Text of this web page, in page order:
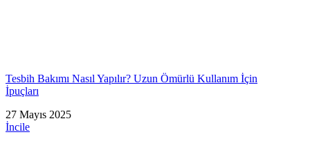
Tesbih Bakımı Nasıl Yapılır? Uzun Ömürlü Kullanım İçin
İpuçları
27 Mayıs 2025
İncile